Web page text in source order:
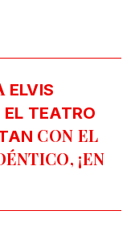
ELVIS
EL TEATRO
CON EL
¡EN